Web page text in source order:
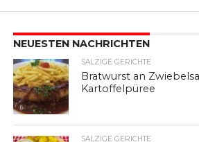
NEUESTEN NACHRICHTEN
SALZIGE GERICHTE
Bratwurst an
Kartoffelpüree
SALZIGE GERICHTE